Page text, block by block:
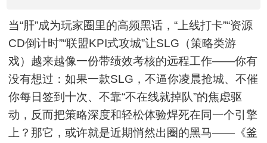
当“肝”成为玩家圈里的高频黑话，“上线打卡”“资源
CD倒计时”“联盟KPI式攻城”让SLG（策略类游
戏）越来越像一份带绩效考核的远程工作——你有
没有想过：如果一款SLG，不逼你凌晨抢城、不催
你每日签到十次、不靠“不在线就掉队”的焦虑驱
动，反而把策略深度和轻松体验焊死在同一个引擎
上？那它，或许就是近期悄然出圈的黑马——《釜